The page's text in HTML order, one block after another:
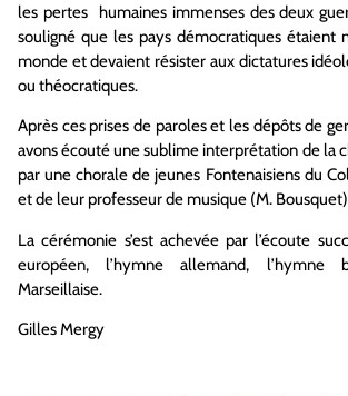
les pertes humaines immenses des deux
souligné que les pays démocratiques étaient
monde et devaient résister aux dictatures
ou théocratiques.
Après ces prises de paroles et les dépôts de
avons écouté une sublime interprétation de la
par une chorale de jeunes Fontenaisiens du
et de leur professeur de musique (M.
La cérémonie s’est achevée par l’écoute
européen, l’hymne allemand, l’hymne
Marseillaise.
Gilles Mergy